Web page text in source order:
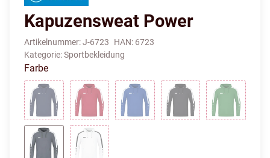
Kapuzensweat Power
Artikelnummer:J-6723 HAN: 6723
Kategorie:Sportbekleidung
Farbe
marine rot